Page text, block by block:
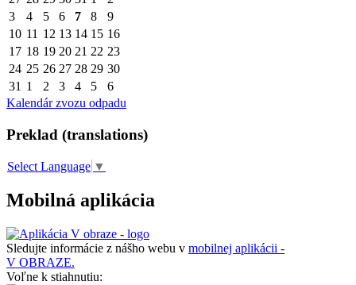
3
4 5 6 7 8
9
10 11 12 13 14 15 16
17 18 19 20 21 22 23
24 25 26 27 28 29 30
31 1 2 3 4 5
6
Kalendár zvozu odpadu
Preklad (translations)
Select Language ▼
Mobilná aplikácia
Sledujte informácie z nášho webu v mobilnej aplikácii -
V OBRAZE.
Voľne k stiahnutiu: